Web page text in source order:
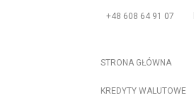
+48 608 64 91 07
STRONA GŁÓWNA
KREDYTY WALUTOWE